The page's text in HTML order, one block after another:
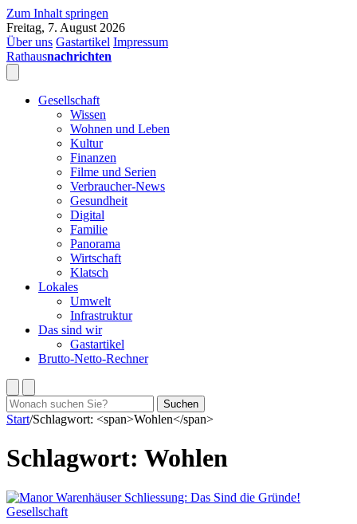
Zum Inhalt springen
Freitag, 7. August 2026
Über uns Gastartikel Impressum
Rathausnachrichten
Gesellschaft
Wissen
Wohnen und Leben
Kultur
Finanzen
Filme und Serien
Verbraucher-News
Gesundheit
Digital
Familie
Panorama
Wirtschaft
Klatsch
Lokales
Umwelt
Infrastruktur
Das sind wir
Gastartikel
Brutto-Netto-Rechner
Suchen
nach:
Suchen
Start/Schlagwort: <span>Wohlen</span>
Schlagwort: Wohlen
Gesellschaft